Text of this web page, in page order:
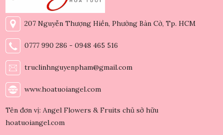
207 Nguyễn Thượng Hiền, Phường Bàn Cờ, Tp. HCM
0777 990 286 - 0948 465 516
truclinhnguyenpham@gmail.com
www.hoatuoiangel.com
Tên đơn vị: Angel Flowers & Fruits chủ sở hữu
hoatuoiangel.com